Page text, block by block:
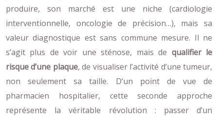
produire, son marché est une niche (cardiologie
interventionnelle, oncologie de précision…), mais sa
valeur diagnostique est sans commune mesure. Il ne
s’agit plus de voir une sténose, mais de qualifier le
risque d’une plaque, de visualiser l’activité d’une tumeur,
non seulement sa taille. D’un point de vue de
pharmacien hospitalier, cette seconde approche
représente la véritable révolution : passer d’un